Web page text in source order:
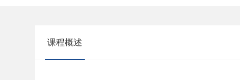
课程概述